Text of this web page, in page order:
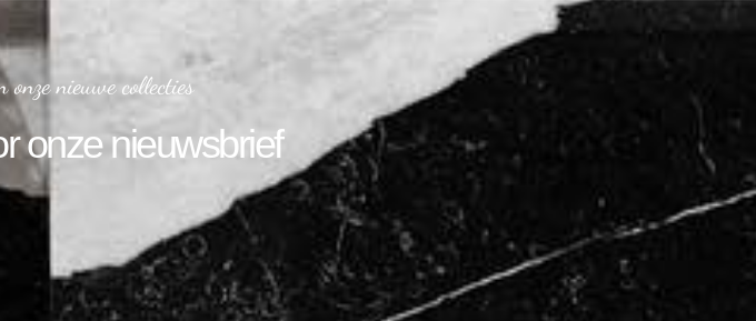
nieuwe collecties
onze nieuwsbrief